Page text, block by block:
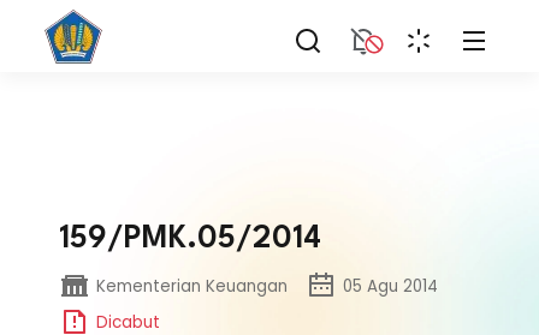
159/PMK.05/2014
Kementerian Keuangan
05 Agu 2014
Dicabut